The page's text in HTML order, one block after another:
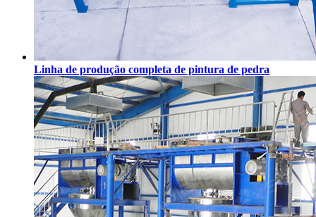
Linha de produção completa de pintura de pedra